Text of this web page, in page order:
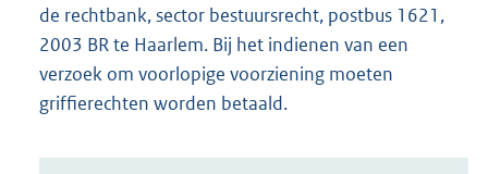
de rechtbank, sector bestuursrecht, postbus 1621,
2003 BR te Haarlem. Bij het indienen van een
verzoek om voorlopige voorziening moeten
griffierechten worden betaald.